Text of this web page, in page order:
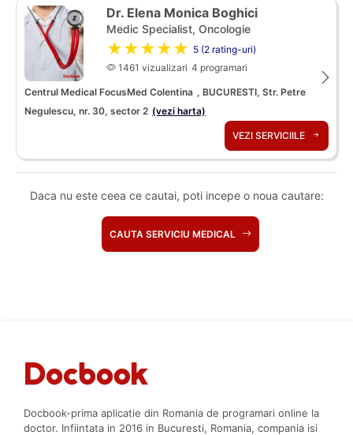
Dr. Elena Monica Boghici
Medic Specialist, Oncologie
★★★★★ 5 (2 rating-uri)
1461 vizualizari 4 programari
Centrul Medical FocusMed Colentina , BUCURESTI, Str. Petre
Negulescu, nr. 30, sector 2 (vezi harta)
VEZI SERVICIILE
Daca nu este ceea ce cautai, poti incepe o noua cautare:
CAUTA SERVICIU MEDICAL
Docbook-prima aplicatie din Romania de programari online la
doctor. Infiintata in 2016 in Bucuresti, Romania, compania isi